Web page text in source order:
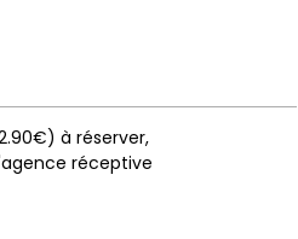
à réserver
réceptive